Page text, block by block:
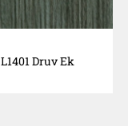
L1401 Druv Ek